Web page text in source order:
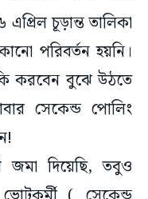
এপ্রিল চূড়ান্ত তালিকা
পরিবর্তন হয়নি।
করবেন বুঝে উঠতে
সেকেন্ড পোলিং
জমা দিয়েছি, তবুও